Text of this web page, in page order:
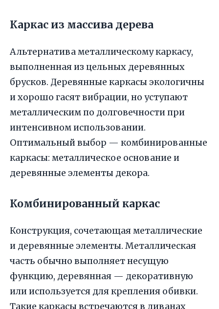
Каркас из массива дерева
Альтернатива металлическому каркасу,
выполненная из цельных деревянных
брусков. Деревянные каркасы экологичны
и хорошо гасят вибрации, но уступают
металлическим по долговечности при
интенсивном использовании.
Оптимальный выбор — комбинированные
каркасы: металлическое основание и
деревянные элементы декора.
Комбинированный каркас
Конструкция, сочетающая металлические
и деревянные элементы. Металлическая
часть обычно выполняет несущую
функцию, деревянная — декоративную
или используется для крепления обивки.
Такие каркасы встречаются в диванах